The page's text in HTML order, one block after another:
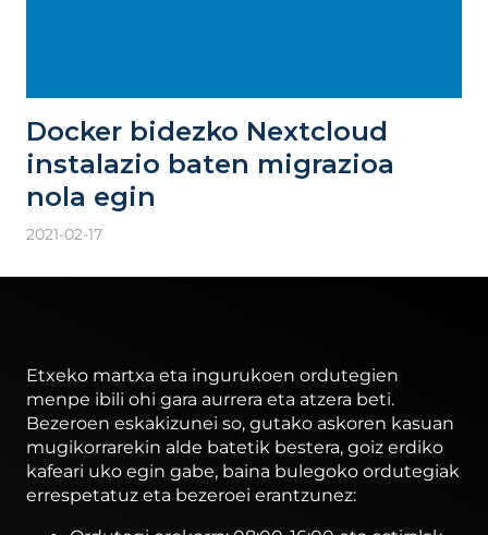
Docker bidezko Nextcloud
instalazio baten migrazioa
nola egin
2021-02-17
Etxeko martxa eta ingurukoen ordutegien
menpe ibili ohi gara aurrera eta atzera beti.
Bezeroen eskakizunei so, gutako askoren kasuan
mugikorrarekin alde batetik bestera, goiz erdiko
kafeari uko egin gabe, baina bulegoko ordutegiak
errespetatuz eta bezeroei erantzunez: